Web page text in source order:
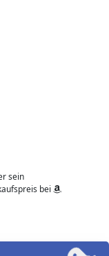
sein
bei